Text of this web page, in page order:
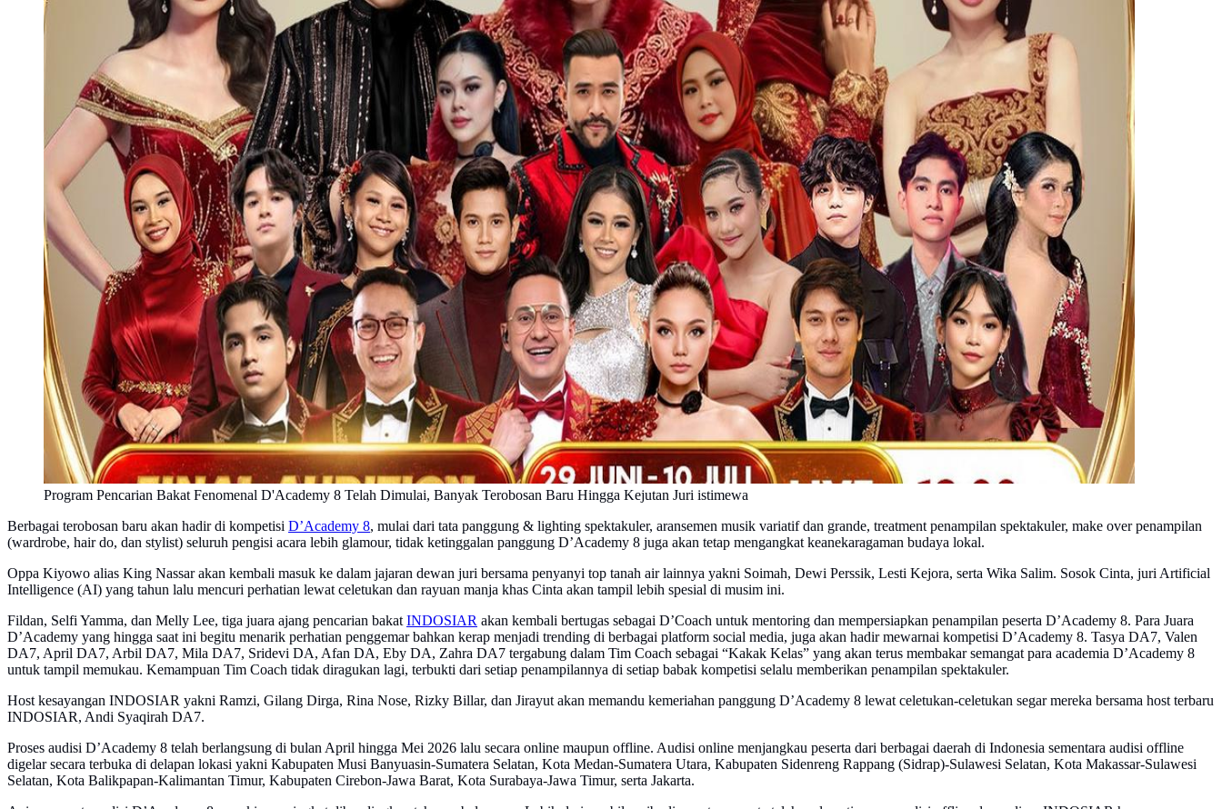
Program Pencarian Bakat Fenomenal D'Academy 8 Telah Dimulai, Banyak Terobosan Baru Hingga Kejutan Juri istimewa
Berbagai terobosan baru akan hadir di kompetisi D’Academy 8, mulai dari tata panggung & lighting spektakuler, aransemen musik variatif dan grande, treatment penampilan spektakuler, make over penampilan
(wardrobe, hair do, dan stylist) seluruh pengisi acara lebih glamour, tidak ketinggalan panggung D’Academy 8 juga akan tetap mengangkat keanekaragaman budaya lokal.
Oppa Kiyowo alias King Nassar akan kembali masuk ke dalam jajaran dewan juri bersama penyanyi top tanah air lainnya yakni Soimah, Dewi Perssik, Lesti Kejora, serta Wika Salim. Sosok Cinta, juri Artificial
Intelligence (AI) yang tahun lalu mencuri perhatian lewat celetukan dan rayuan manja khas Cinta akan tampil lebih spesial di musim ini.
Fildan, Selfi Yamma, dan Melly Lee, tiga juara ajang pencarian bakat INDOSIAR akan kembali bertugas sebagai D’Coach untuk mentoring dan mempersiapkan penampilan peserta D’Academy 8. Para Juara
D’Academy yang hingga saat ini begitu menarik perhatian penggemar bahkan kerap menjadi trending di berbagai platform social media, juga akan hadir mewarnai kompetisi D’Academy 8. Tasya DA7, Valen
DA7, April DA7, Arbil DA7, Mila DA7, Sridevi DA, Afan DA, Eby DA, Zahra DA7 tergabung dalam Tim Coach sebagai “Kakak Kelas” yang akan terus membakar semangat para academia D’Academy 8
untuk tampil memukau. Kemampuan Tim Coach tidak diragukan lagi, terbukti dari setiap penampilannya di setiap babak kompetisi selalu memberikan penampilan spektakuler.
Host kesayangan INDOSIAR yakni Ramzi, Gilang Dirga, Rina Nose, Rizky Billar, dan Jirayut akan memandu kemeriahan panggung D’Academy 8 lewat celetukan-celetukan segar mereka bersama host terbaru
INDOSIAR, Andi Syaqirah DA7.
Proses audisi D’Academy 8 telah berlangsung di bulan April hingga Mei 2026 lalu secara online maupun offline. Audisi online menjangkau peserta dari berbagai daerah di Indonesia sementara audisi offline
digelar secara terbuka di delapan lokasi yakni Kabupaten Musi Banyuasin-Sumatera Selatan, Kota Medan-Sumatera Utara, Kabupaten Sidenreng Rappang (Sidrap)-Sulawesi Selatan, Kota Makassar-Sulawesi
Selatan, Kota Balikpapan-Kalimantan Timur, Kabupaten Cirebon-Jawa Barat, Kota Surabaya-Jawa Timur, serta Jakarta.